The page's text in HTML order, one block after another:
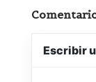
Escribir